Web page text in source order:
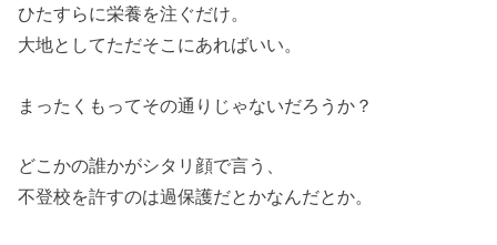
ひたすらに栄養を注ぐだけ。
大地としてただそこにあればいい。
まったくもってその通りじゃないだろうか？
どこかの誰かがシタリ顔で言う、
不登校を許すのは過保護だとかなんだとか。